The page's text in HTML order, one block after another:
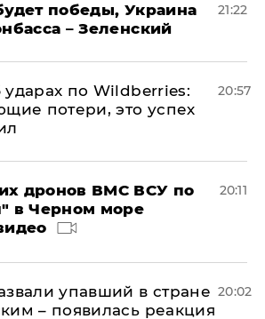
победы, Украина
– Зеленский
21:22
по Wildberries:
потери, это успех
20:57
дронов ВМС ВСУ по
в Черном море
20:11
упавший в стране
– появилась реакция
20:02